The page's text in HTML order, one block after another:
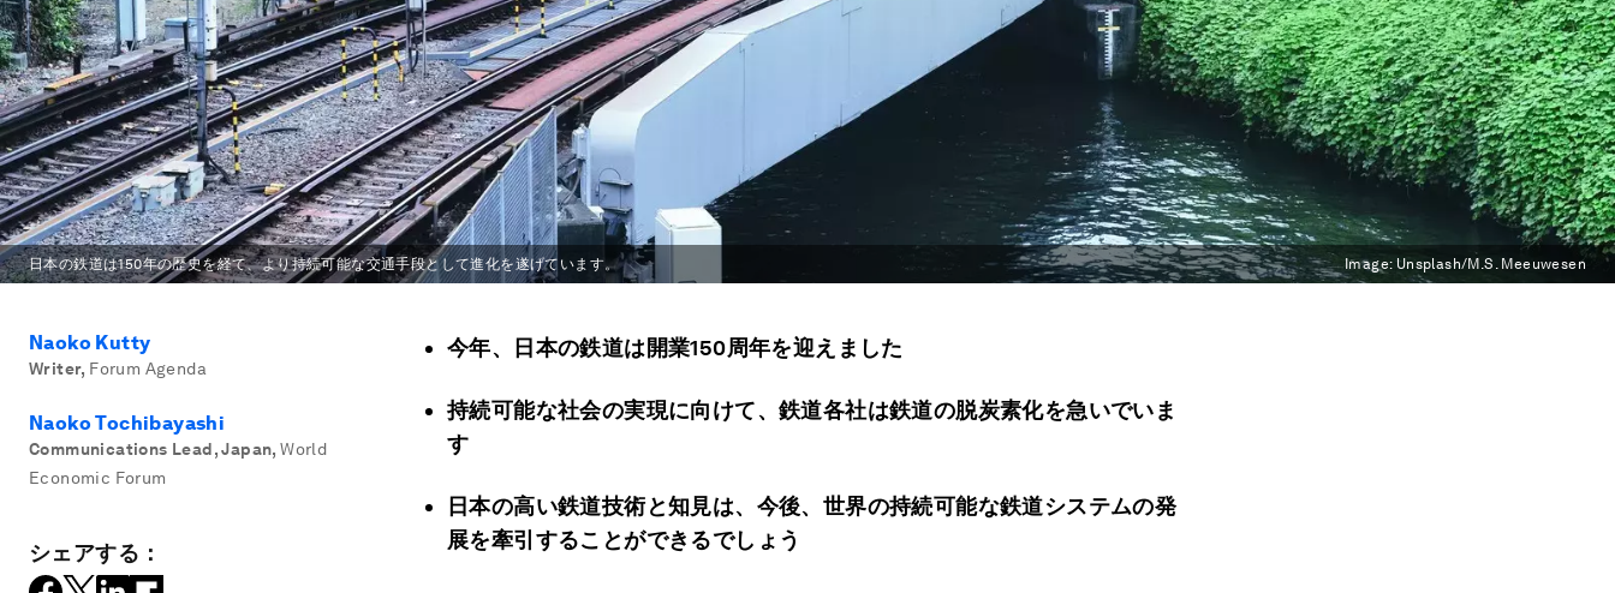
日本の鉄道は150年の歴史を経て、より持続可能な交通手段として進化を遂げています。 Image: Unsplash/M.S. Meeuwesen
Naoko Kutty
Writer, Forum Agenda
Naoko Tochibayashi
Communications Lead, Japan, World
Economic Forum
シェアする：
今年、日本の鉄道は開業150周年を迎えました
持続可能な社会の実現に向けて、鉄道各社は鉄道の脱炭素化を急いでいま
す
日本の高い鉄道技術と知見は、今後、世界の持続可能な鉄道システムの発
展を牽引することができるでしょう